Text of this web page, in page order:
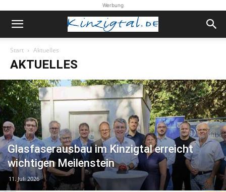
Werbung
Start Aktuelles
AKTUELLES
Glasfaserausbau im Kinzigtal erreicht
wichtigen Meilenstein
11. Juli 2026